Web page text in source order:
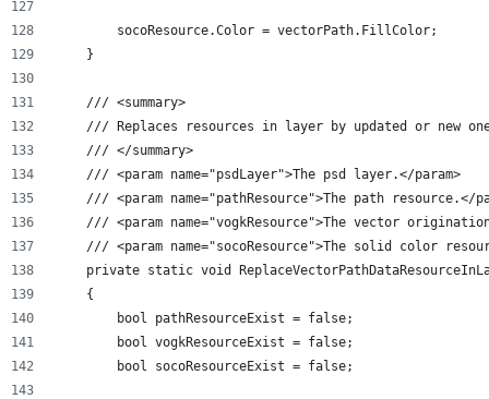
        socoResource.Color = vectorPath.FillColor;
    }
    /// <summary>
/// Replaces resources in layer by updated or new
    /// </summary>
    /// <param name="psdLayer">The psd layer.</param>
/// <param name="pathResource">The path resource.</
/// <param name="vogkResource">The vector
/// <param name="socoResource">The solid color
private static void
    {
        bool pathResourceExist = false;
        bool vogkResourceExist = false;
        bool socoResourceExist = false;